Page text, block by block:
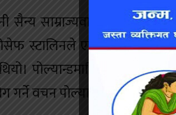
सैन्य साम्राज्यवाद पनि
स्टालिनले एकअर्काको देशमा
पोल्यान्डमाथि आक्रमण गर्ने
गर्ने वचन पोल्यान्डलाई दिएका